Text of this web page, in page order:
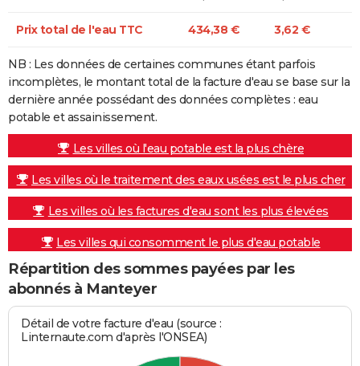
Prix total de l'eau TTC 434,38 € 3,62 €
NB : Les données de certaines communes étant parfois
incomplètes, le montant total de la facture d'eau se base sur la
dernière année possédant des données complètes : eau
potable et assainissement.
Les villes où l'eau potable est la plus chère
Les villes où le traitement des eaux usées est le plus cher
Les villes où les factures d'eau sont les plus élevées
Les villes qui consomment le plus d'eau potable
Répartition des sommes payées par les
abonnés à Manteyer
Détail de votre facture d'eau (source :
Linternaute.com d'après l'ONSEA)